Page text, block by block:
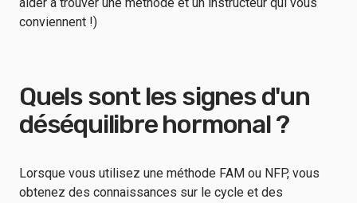
conviennent !)
Quels sont les signes d'un
déséquilibre hormonal ?
Lorsque vous utilisez une méthode FAM ou NFP, vous
obtenez des connaissances sur le cycle et des